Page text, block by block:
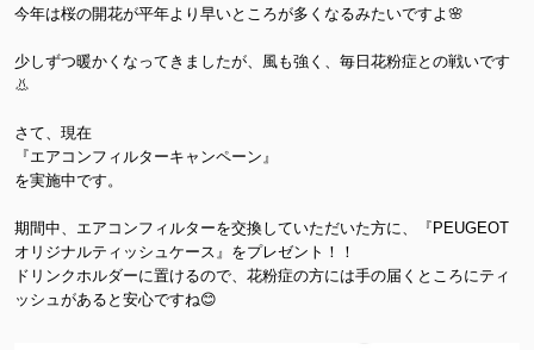
今年は桜の開花が平年より早いところが多くなるみたいですよ🌸
少しずつ暖かくなってきましたが、風も強く、毎日花粉症との戦いです
👃
さて、現在
『エアコンフィルターキャンペーン』
を実施中です。
期間中、エアコンフィルターを交換していただいた方に、『PEUGEOT
オリジナルティッシュケース』をプレゼント！！
ドリンクホルダーに置けるので、花粉症の方には手の届くところにティ
ッシュがあると安心ですね😊